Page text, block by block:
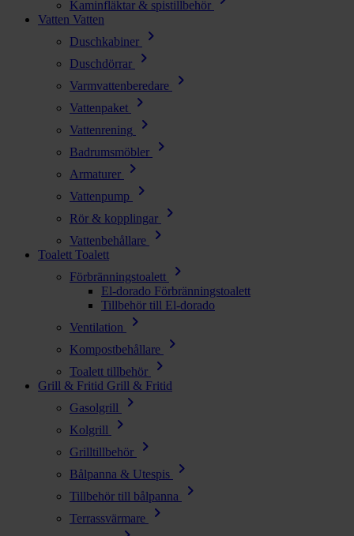
Kaminfläktar & spistillbehör
Vatten Vatten
Duschkabiner
chevron_right
Duschdörrar chevron_right
Varmvattenberedare chevron_right
Vattenpaket chevron_right
Vattenrening chevron_right
Badrumsmöbler chevron_right
Armaturer chevron_right
Vattenpump chevron_right
Rör & kopplingar chevron_right
Vattenbehållare chevron_right
Toalett Toalett
Förbränningstoalett
chevron_right
El-dorado Förbränningstoalett
Tillbehör till El-dorado
Ventilation
chevron_right
Kompostbehållare chevron_right
Toalett tillbehör chevron_right
Grill & Fritid Grill & Fritid
Gasolgrill
chevron_right
Kolgrill chevron_right
Grilltillbehör chevron_right
Bålpanna & Utespis chevron_right
Tillbehör till bålpanna chevron_right
Terrassvärmare chevron_right